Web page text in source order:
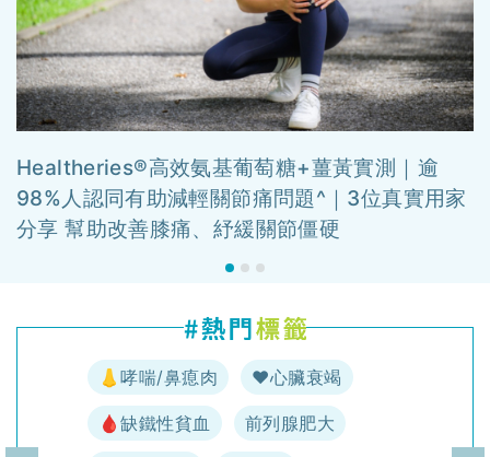
Healtheries®高效氨基葡萄糖+薑黃實測｜逾
98%人認同有助減輕關節痛問題^｜3位真實用家
分享 幫助改善膝痛、紓緩關節僵硬
👃哮喘/鼻瘜肉 ♥️心臟衰竭
🩸缺鐵性貧血 前列腺肥大